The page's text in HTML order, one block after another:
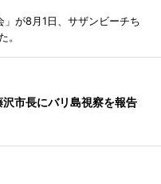
」が8月1日、サザンビーチち
。
沢市長にバリ島視察を報告